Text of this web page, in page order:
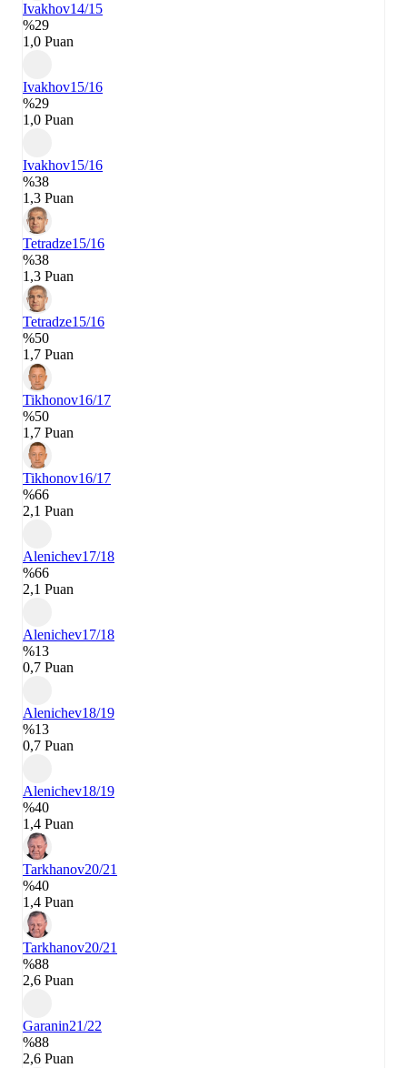
Ivakhov14/15
%29
1,0 Puan
Ivakhov15/16
%29
1,0 Puan
Ivakhov15/16
%38
1,3 Puan
Tetradze15/16
%38
1,3 Puan
Tetradze15/16
%50
1,7 Puan
Tikhonov16/17
%50
1,7 Puan
Tikhonov16/17
%66
2,1 Puan
Alenichev17/18
%66
2,1 Puan
Alenichev17/18
%13
0,7 Puan
Alenichev18/19
%13
0,7 Puan
Alenichev18/19
%40
1,4 Puan
Tarkhanov20/21
%40
1,4 Puan
Tarkhanov20/21
%88
2,6 Puan
Garanin21/22
%88
2,6 Puan